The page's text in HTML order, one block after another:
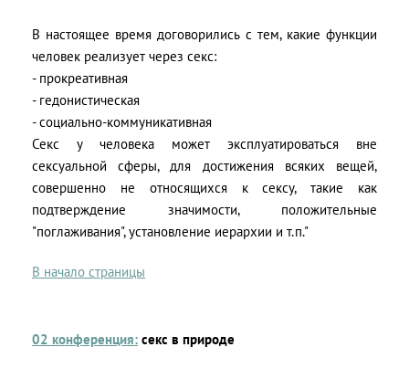
В настоящее время договорились с тем, какие функции
человек реализует через секс:
- прокреативная
- гедонистическая
- социально-коммуникативная
Секс у человека может эксплуатироваться вне
сексуальной сферы, для достижения всяких вещей,
совершенно не относящихся к сексу, такие как
подтверждение значимости, положительные
"поглаживания", установление иерархии и т.п."
В начало страницы
02 конференция: секс в природе